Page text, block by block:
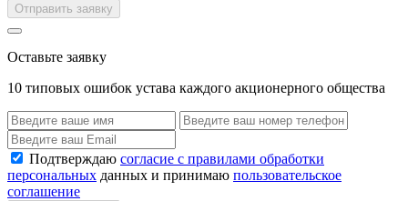
Отправить заявку
Оставьте заявку
10 типовых ошибок устава каждого акционерного общества
Подтверждаю согласие с правилами обработки
персональных данных и принимаю пользовательское
соглашение